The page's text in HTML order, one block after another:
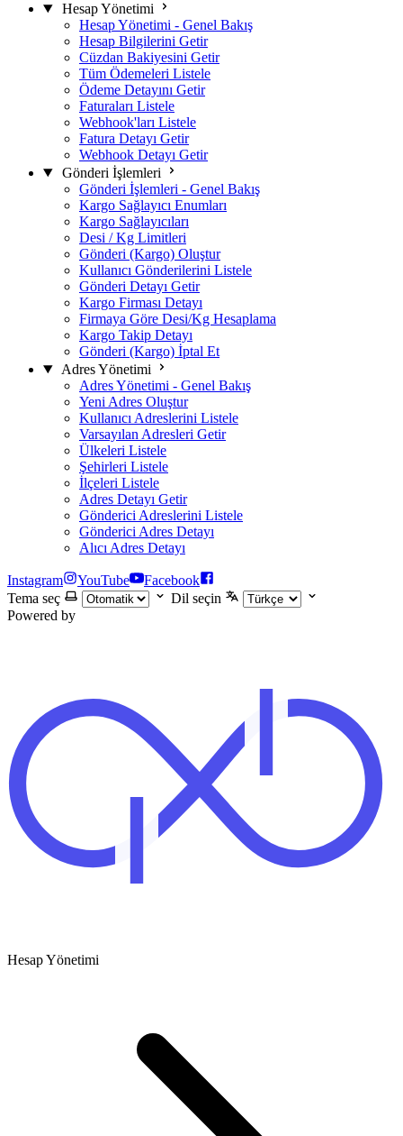
Hesap Yönetimi
Hesap Yönetimi - Genel Bakış
Hesap Bilgilerini Getir
Cüzdan Bakiyesini Getir
Tüm Ödemeleri Listele
Ödeme Detayını Getir
Faturaları Listele
Webhook'ları Listele
Fatura Detayı Getir
Webhook Detayı Getir
Gönderi İşlemleri
Gönderi İşlemleri - Genel Bakış
Kargo Sağlayıcı Enumları
Kargo Sağlayıcıları
Desi / Kg Limitleri
Gönderi (Kargo) Oluştur
Kullanıcı Gönderilerini Listele
Gönderi Detayı Getir
Kargo Firması Detayı
Firmaya Göre Desi/Kg Hesaplama
Kargo Takip Detayı
Gönderi (Kargo) İptal Et
Adres Yönetimi
Adres Yönetimi - Genel Bakış
Yeni Adres Oluştur
Kullanıcı Adreslerini Listele
Varsayılan Adresleri Getir
Ülkeleri Listele
Şehirleri Listele
İlçeleri Listele
Adres Detayı Getir
Gönderici Adreslerini Listele
Gönderici Adres Detayı
Alıcı Adres Detayı
Instagram YouTube
Facebook
Tema seç
Dil seçin
Powered by
Hesap Yönetimi